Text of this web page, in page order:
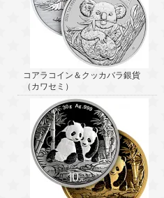
コアラコイン＆クッカバラ銀貨
（カワセミ）